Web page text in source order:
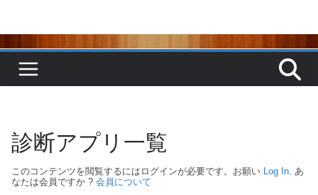
ン
ツ
診断アプリ一覧
このコンテンツを閲覧するにはログインが必要です。お願い Log In. あ
なたは会員ですか ? 会員について